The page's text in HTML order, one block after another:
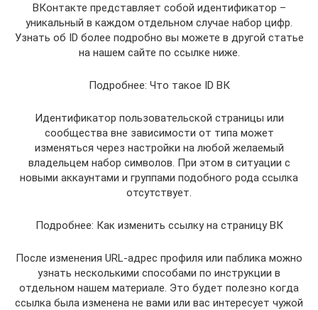
ВКонтакте представляет собой идентификатор –
уникальный в каждом отдельном случае набор цифр.
Узнать об ID более подробно вы можете в другой статье
на нашем сайте по ссылке ниже.
Подробнее: Что такое ID ВК
Идентификатор пользовательской страницы или
сообщества вне зависимости от типа может
изменяться через настройки на любой желаемый
владельцем набор символов. При этом в ситуации с
новыми аккаунтами и группами подобного рода ссылка
отсутствует.
Подробнее: Как изменить ссылку на страницу ВК
После изменения URL-адрес профиля или паблика можно
узнать несколькими способами по инструкции в
отдельном нашем материале. Это будет полезно когда
ссылка была изменена не вами или вас интересует чужой